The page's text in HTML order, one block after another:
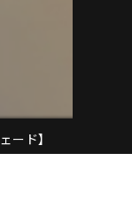
ード】